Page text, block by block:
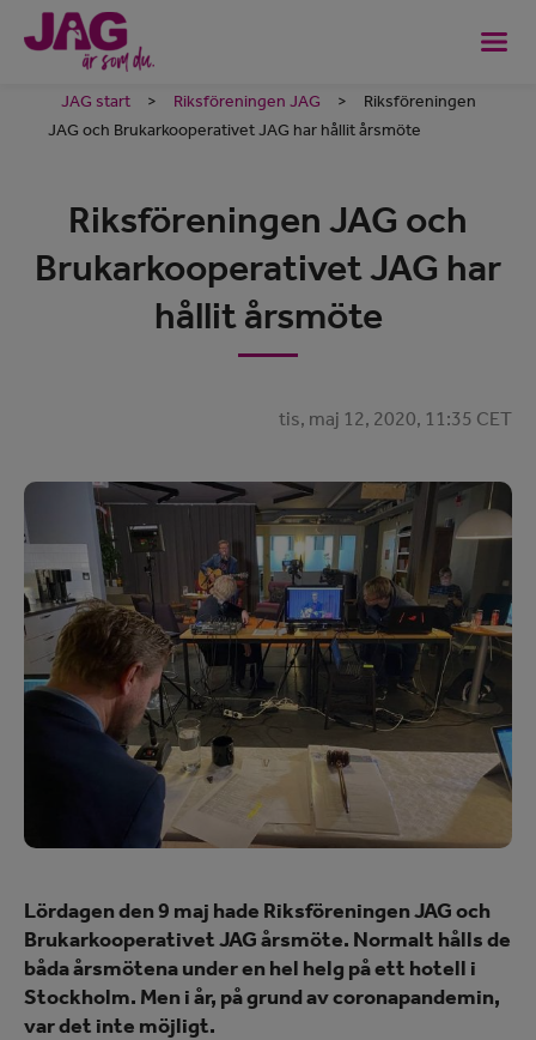
JAG start > Riksföreningen JAG >
Riksföreningen
JAG och Brukarkooperativet JAG har hållit årsmöte
Riksföreningen JAG och
Brukarkooperativet JAG har
hållit årsmöte
tis, maj 12, 2020, 11:35 CET
Lördagen den 9 maj hade Riksföreningen JAG och
Brukarkooperativet JAG årsmöte. Normalt hålls de
båda årsmötena under en hel helg på ett hotell i
Stockholm. Men i år, på grund av coronapandemin,
var det inte möjligt.